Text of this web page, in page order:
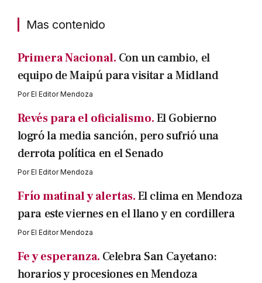
Mas contenido
Primera Nacional. Con un cambio, el
equipo de Maipú para visitar a Midland
PorEl Editor Mendoza
Revés para el oficialismo.El Gobierno
logró la media sanción, pero sufrió una
derrota política en el Senado
PorEl Editor Mendoza
Frío matinal y alertas.El clima en Mendoza
para este viernes en el llano y en cordillera
PorEl Editor Mendoza
Fe y esperanza. Celebra San Cayetano:
horarios y procesiones en Mendoza